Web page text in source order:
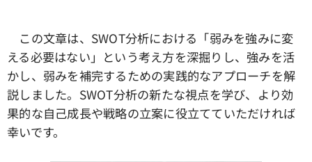
この文章は、SWOT分析における「弱みを強みに変
える必要はない」という考え方を深掘りし、強みを活
かし、弱みを補完するための実践的なアプローチを解
説しました。SWOT分析の新たな視点を学び、より効
果的な自己成長や戦略の立案に役立てていただければ
幸いです。